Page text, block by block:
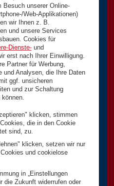
Besuch unserer Online-
Web-Applikationen)
wir Ihnen z. B.
und unsere Services
Cookies für
Dienste-und
erst nach Ihrer Einwilligung.
Partner für Werbung,
und Analysen, die Ihre Daten
ggf. unsicheren
und zur Schaltung
klicken, stimmen
die in den Cookie
sind, zu.
klicken, setzen wir nur
und cookielose
in „Einstellungen
die Zukunft widerrufen oder